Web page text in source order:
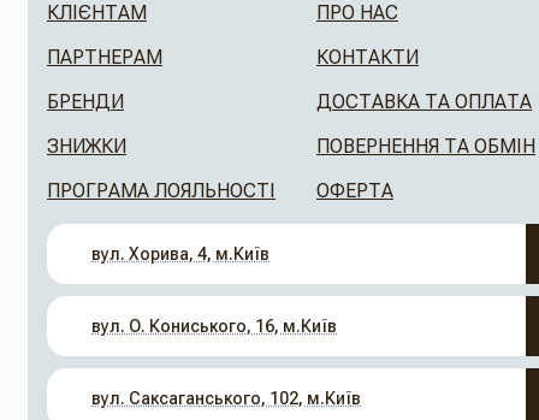
КЛІЄНТАМ
ПАРТНЕРАМ
БРЕНДИ
ЗНИЖКИ
ПРОГРАМА ЛОЯЛЬНОСТІ
ПРО НАС
КОНТАКТИ
ДОСТАВКА ТА ОПЛАТА
ПОВЕРНЕННЯ ТА ОБМІН
ОФЕРТА
вул. Хорива, 4, м.Київ
вул. О. Кониського, 16, м.Київ
вул. Саксаганського, 102, м.Київ